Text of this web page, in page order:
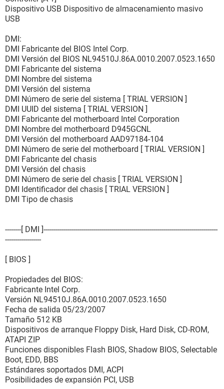
Dispositivo USB Dispositivo de almacenamiento masivo
USB
DMI:
DMI Fabricante del BIOS Intel Corp.
DMI Versión del BIOS NL94510J.86A.0010.2007.0523.1650
DMI Fabricante del sistema
DMI Nombre del sistema
DMI Versión del sistema
DMI Número de serie del sistema [ TRIAL VERSION ]
DMI UUID del sistema [ TRIAL VERSION ]
DMI Fabricante del motherboard Intel Corporation
DMI Nombre del motherboard D945GCNL
DMI Versión del motherboard AAD97184-104
DMI Número de serie del motherboard [ TRIAL VERSION ]
DMI Fabricante del chasis
DMI Versión del chasis
DMI Número de serie del chasis [ TRIAL VERSION ]
DMI Identificador del chasis [ TRIAL VERSION ]
DMI Tipo de chasis
--------[ DMI ]---------------------------------------------------------------------------------------
------------------
[ BIOS ]
Propiedades del BIOS:
Fabricante Intel Corp.
Versión NL94510J.86A.0010.2007.0523.1650
Fecha de salida 05/23/2007
Tamaño 512 KB
Dispositivos de arranque Floppy Disk, Hard Disk, CD-ROM,
ATAPI ZIP
Funciones disponibles Flash BIOS, Shadow BIOS, Selectable
Boot, EDD, BBS
Estándares soportados DMI, ACPI
Posibilidades de expansión PCI, USB